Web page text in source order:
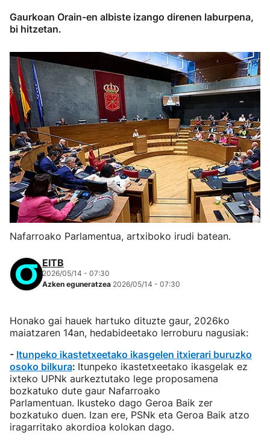
Gaurkoan Orain-en albiste izango direnen laburpena,
bi hitzetan.
Nafarroako Parlamentua, artxiboko irudi batean.
EITB
2026/05/14 - 07:30
Azken eguneratzea 2026/05/14 - 07:30
Honako gai hauek hartuko dituzte gaur, 2026ko
maiatzaren 14an, hedabideetako lerroburu nagusiak:
- Itunpeko ikastetxeetako ikasgelen itxierari buruzko
osoko bilkura: Itunpeko ikastetxeetako ikasgelak ez
ixteko UPNk aurkeztutako lege proposamena
bozkatuko dute gaur Nafarroako
Parlamentuan. Ikusteko dago Geroa Baik zer
bozkatuko duen. Izan ere, PSNk eta Geroa Baik atzo
iragarritako akordioa kolokan dago.